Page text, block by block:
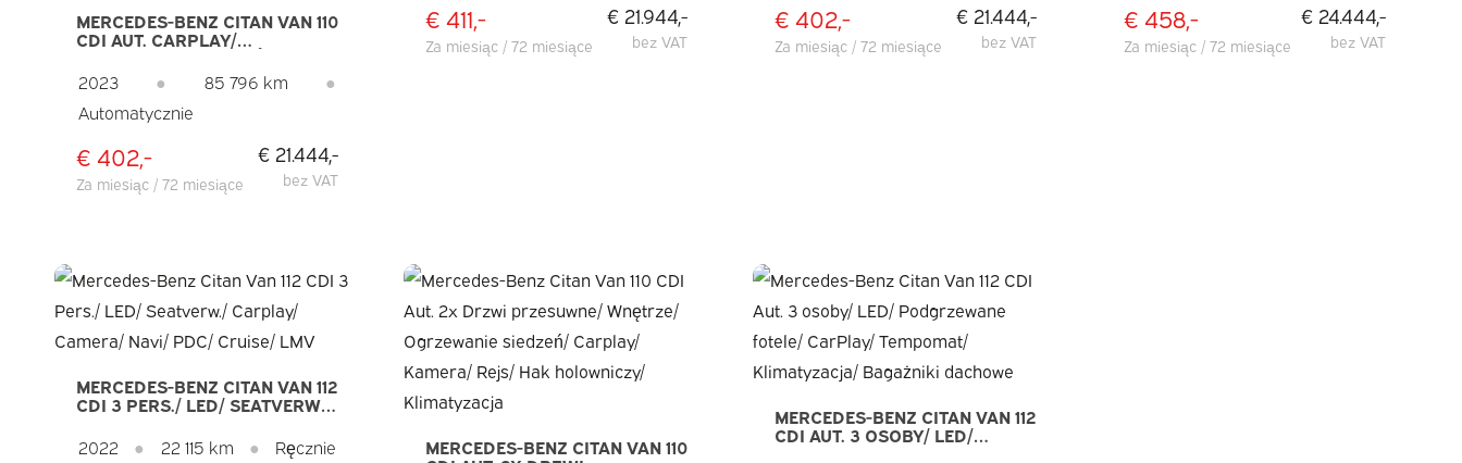
MERCEDES-BENZ CITAN VAN 110
CDI AUT. CARPLAY/
KAMERA/ HAK HOLOWNICZY/
KLIMATYZACJA
2023 ● 85 796 km
●
Automatycznie
€ 402,-
Za miesiąc / 72 miesiące
€ 21.444,-
bez VAT
€ 411,-
Za miesiąc / 72 miesiące
€ 21.944,-
bez VAT
€ 402,-
Za miesiąc / 72 miesiące
€ 21.444,-
bez VAT
€ 458,-
Za miesiąc / 72 miesiące
€ 24.444,-
bez VAT
MERCEDES-BENZ CITAN VAN 112
CDI 3 PERS./ LED/ SEATVERW./
PDC/ CRUISE/ LMV
2022 ● 22 115 km ● Ręcznie MERCEDES-BENZ CITAN VAN 110
MERCEDES-BENZ CITAN VAN 112
CDI AUT. 3 OSOBY/ LED/